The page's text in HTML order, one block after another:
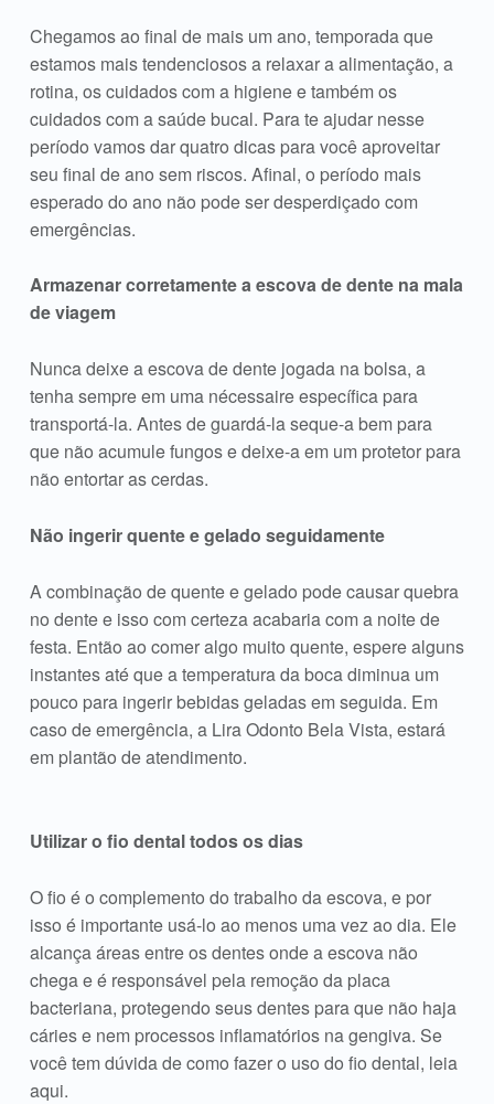
Chegamos ao final de mais um ano, temporada que
estamos mais tendenciosos a relaxar a alimentação, a
rotina, os cuidados com a higiene e também os
cuidados com a saúde bucal. Para te ajudar nesse
período vamos dar quatro dicas para você aproveitar
seu final de ano sem riscos. Afinal, o período mais
esperado do ano não pode ser desperdiçado com
emergências.
Armazenar corretamente a escova de dente na mala
de viagem
Nunca deixe a escova de dente jogada na bolsa, a
tenha sempre em uma nécessaire específica para
transportá-la. Antes de guardá-la seque-a bem para
que não acumule fungos e deixe-a em um protetor para
não entortar as cerdas.
Não ingerir quente e gelado seguidamente
A combinação de quente e gelado pode causar quebra
no dente e isso com certeza acabaria com a noite de
festa. Então ao comer algo muito quente, espere alguns
instantes até que a temperatura da boca diminua um
pouco para ingerir bebidas geladas em seguida. Em
caso de emergência, a Lira Odonto Bela Vista, estará
em plantão de atendimento.
Utilizar o fio dental todos os dias
O fio é o complemento do trabalho da escova, e por
isso é importante usá-lo ao menos uma vez ao dia. Ele
alcança áreas entre os dentes onde a escova não
chega e é responsável pela remoção da placa
bacteriana, protegendo seus dentes para que não haja
cáries e nem processos inflamatórios na gengiva. Se
você tem dúvida de como fazer o uso do fio dental, leia
aqui.